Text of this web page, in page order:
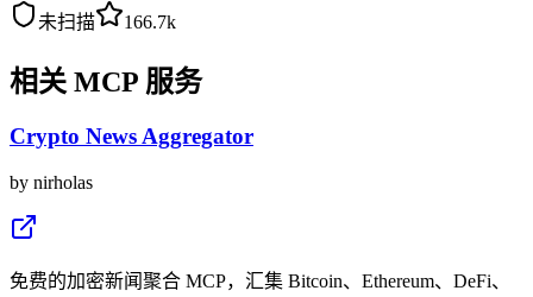
未扫描
166.7k
相关 MCP 服务
Crypto News Aggregator
by nirholas
免费的加密新闻聚合 MCP，汇集 Bitcoin、Ethereum、DeFi、